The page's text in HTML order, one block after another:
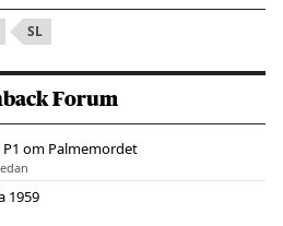
SL
Forum
P1 om Palmemordet
1959